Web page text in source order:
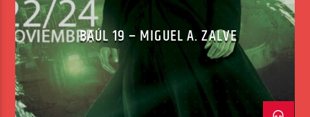
BAÚL 19 – MIGUEL A. ZALVE